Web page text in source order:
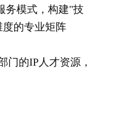
务模式，构建"技
的专业矩阵
门的IP人才资源，